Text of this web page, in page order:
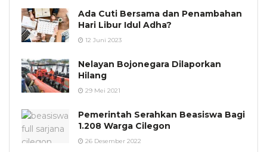
Ada Cuti Bersama dan Penambahan
Hari Libur Idul Adha?
12 Juni 2023
Nelayan Bojonegara Dilaporkan
Hilang
29 Mei 2021
Pemerintah Serahkan Beasiswa Bagi
1.208 Warga Cilegon
26 Desember 2022